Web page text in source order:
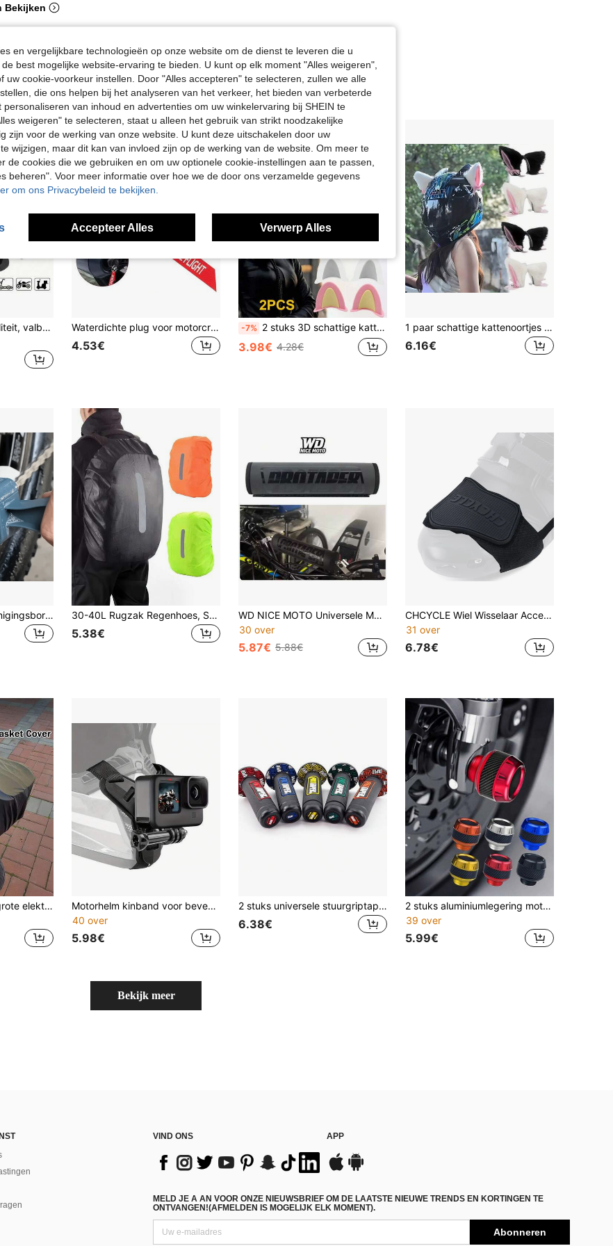
Bekijken
Zwarte, militaire kwaliteit, valbestendige telefoonhouder voor op het stuur, gemaakt van robuust PVC, geschikt voor elektrische fietsen, motorfietsen en mountainbikes. Voorzien van een antislip, handsfree ontwerp, compatibel met smartphones en tablets. Motoraccessoire met een stevige constructie en een robuust industrieel ontwerp. Een perfect cadeau voor de lente.
Waterdichte plug voor motorcross autowasstraat met sleutelhanger, stofdichte rubberen plug, pijpwasplug, pijpbeschermer voor motorcrossmotoren
4.53€
-7% 2 stuks 3D schattige kattenoortjes helmversieringen - Kleurrijke cartoon dierenaccessoires geschikt voor motor-, elektrische fiets-, bromfiets- en fietshelmen, leuke en modieuze hoofddeksels
3.98€ 4.28€
1 paar schattige kattenoortjes voor motorhelmen - roze en zwart, veelkleurige pluche kattenoortjes met schattige belletjes en strikjes, afneembaar, geschikt voor motor- en skihelmen, leuke motoraccessoires
6.16€
1 stuk fietskettingreinigingsborstel - Reinigt gemakkelijk offroad-motorfietsen, gemaakt van ABS-materiaal, verwijdert snel vuil en vet van fietskettingen. 30-40L Rugzak Regenhoes, Stofvrij/Anti-diefstal/Fiets/Fietsen/Vissen/Kamperen/Motorfiets/Reizen/Buitenactiviteiten Geschikt, Reflecterende Canvas Rugzak Regenhoes, Meerdere Kleuren Beschikbaar
5.38€
WD NICE MOTO Universele Motorfiets PROTAPER Borstbeschermer Stang Upgrade Versterkingsstang
30 over
5.87€ 5.88€
CHCYCLE Wiel Wisselaar Accessoires Voor Schoenen Motorfiets Laarzen Beschermer
31 over
6.78€
1 stuk zwarte extra grote elektrische fietsmandhoes, waterdichte mandtas voor elektrische motorfiets, fiets en scooter
Motorhelm kinband voor bevestiging aan de voorkant voor Hero 13 12 11 10 9 8 7 6 5 4 3 Action Camera Universeel
40 over
5.98€
2 stuks universele stuurgriptape voor motorfietsen, geschikt voor ATV's, offroadmotoren, ProTaper en ProTapered modificaties, antislip gashendelgrip, compatibel met Kawasaki, Suzuki, KTM, EXC SX YZF CRF, motorstuurgrepen, motorsturen, motorgashendels, motorhandvatten, motoraccessoires, Domino stuurgrepen voor motorfietsen
6.38€
2 stuks aluminiumlegering motorfiets voorvorkbeschermers - koolstofvezeltextuur, schokabsorberend ontwerp - lichtgewicht en duurzaam, geschikt voor motorfietsen, e-bikes, scooters en ATV's, kleurkeuzes - verbeterde bescherming en stijlvol, motorfietsaccessoires
39 over
5.99€
Bekijk meer
VIND ONS APP
MELD JE A AN VOOR ONZE NIEUWSBRIEF OM DE LAATSTE NIEUWE TRENDS EN KORTINGEN TE
ONTVANGEN!(AFMELDEN IS MOGELIJK ELK MOMENT).
Abonneren
en vergelijkbare technologieën op onze website om de dienst te leveren die u
best mogelijke website-ervaring te bieden. U kunt op elk moment "Alles weigeren",
uw cookie-voorkeur instellen. Door "Alles accepteren" te selecteren, zullen we alle
die ons helpen bij het analyseren van het verkeer, het bieden van verbeterde
personaliseren van inhoud en advertenties om uw winkelervaring bij SHEIN te
weigeren" te selecteren, staat u alleen het gebruik van strikt noodzakelijke
zijn voor de werking van onze website. U kunt deze uitschakelen door uw
wijzigen, maar dit kan van invloed zijn op de werking van de website. Om meer te
de cookies die we gebruiken en om uw optionele cookie-instellingen aan te passen,
beheren". Voor meer informatie over hoe we de door ons verzamelde gegevens
om ons Privacybeleid te bekijken.
Accepteer Alles Verwerp Alles